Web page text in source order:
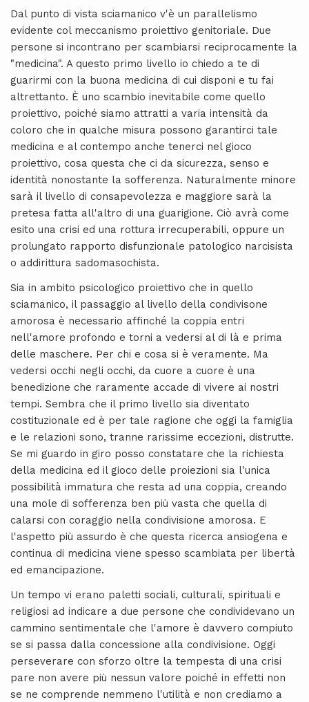
Dal punto di vista sciamanico v'è un parallelismo
evidente col meccanismo proiettivo genitoriale. Due
persone si incontrano per scambiarsi reciprocamente la
"medicina". A questo primo livello io chiedo a te di
guarirmi con la buona medicina di cui disponi e tu fai
altrettanto. È uno scambio inevitabile come quello
proiettivo, poiché siamo attratti a varia intensità da
coloro che in qualche misura possono garantirci tale
medicina e al contempo anche tenerci nel gioco
proiettivo, cosa questa che ci da sicurezza, senso e
identità nonostante la sofferenza. Naturalmente minore
sarà il livello di consapevolezza e maggiore sarà la
pretesa fatta all'altro di una guarigione. Ciò avrà come
esito una crisi ed una rottura irrecuperabili, oppure un
prolungato rapporto disfunzionale patologico narcisista
o addirittura sadomasochista.
Sia in ambito psicologico proiettivo che in quello
sciamanico, il passaggio al livello della condivisone
amorosa è necessario affinché la coppia entri
nell'amore profondo e torni a vedersi al di là e prima
delle maschere. Per chi e cosa si è veramente. Ma
vedersi occhi negli occhi, da cuore a cuore è una
benedizione che raramente accade di vivere ai nostri
tempi. Sembra che il primo livello sia diventato
costituzionale ed è per tale ragione che oggi la famiglia
e le relazioni sono, tranne rarissime eccezioni, distrutte.
Se mi guardo in giro posso constatare che la richiesta
della medicina ed il gioco delle proiezioni sia l'unica
possibilità immatura che resta ad una coppia, creando
una mole di sofferenza ben più vasta che quella di
calarsi con coraggio nella condivisione amorosa. E
l'aspetto più assurdo è che questa ricerca ansiogena e
continua di medicina viene spesso scambiata per libertà
ed emancipazione.
Un tempo vi erano paletti sociali, culturali, spirituali e
religiosi ad indicare a due persone che condividevano un
cammino sentimentale che l'amore è davvero compiuto
se si passa dalla concessione alla condivisione. Oggi
perseverare con sforzo oltre la tempesta di una crisi
pare non avere più nessun valore poiché in effetti non
se ne comprende nemmeno l'utilità e non crediamo a